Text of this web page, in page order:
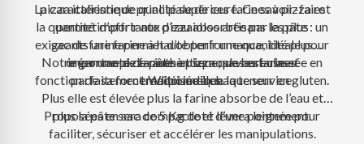
pizza italienne de qualité supérieure. Ce savoir-faire
permet d’offrir aux pizzaiolos artisans les plus
exigeants une farine à haute performance, idéale pour
créer une pizza authentique, savoureuse et
parfaitement maîtrisée à chaque service.
La caractéristique principale de ces farines à pizza est
la quantité importante d’eau absorbée par la pâte : un
sac de farine permet d’obtenir une quantité plus
importante de pâte à pizza que les farines
traditionnelles.
Notre gamme de farines et semoules est classée en
fonction de sa force W qui indique la teneur en gluten.
Plus elle est élevée plus la farine absorbe de l’eau et
plus la pâte sera compacte et lèvera lentement.
Proposées en sac de 5 Kg doté d’une poignée pour
faciliter, sécuriser et accélérer les manipulations.